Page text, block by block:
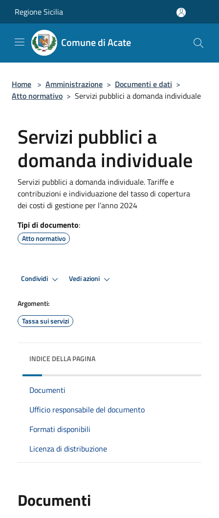
Regione Sicilia
Comune di Acate
Home > Amministrazione > Documenti e dati >
Atto normativo > Servizi pubblici a domanda individuale
Servizi pubblici a
domanda individuale
Servizi pubblici a domanda individuale. Tariffe e
contribuzioni e individuazione del tasso di copertura
dei costi di gestione per l’anno 2024
Tipi di documento:
Atto normativo
Condividi Vedi azioni
Argomenti:
Tassa sui servizi
INDICE DELLA PAGINA
Documenti
Ufficio responsabile del documento
Formati disponibili
Licenza di distribuzione
Documenti